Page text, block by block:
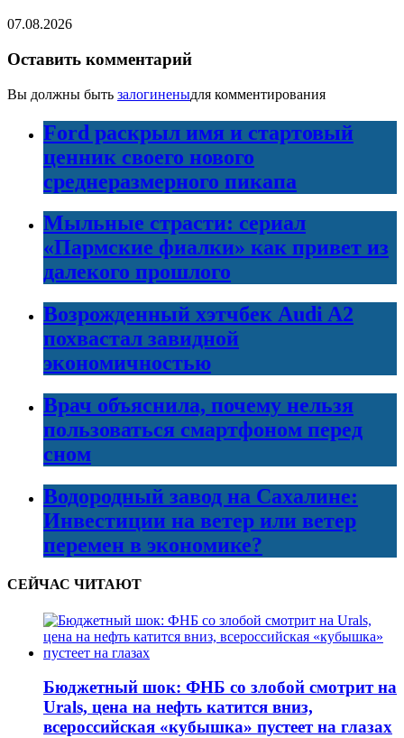
07.08.2026
Оставить комментарий
Вы должны быть залогиненыдля комментирования
Ford раскрыл имя и стартовый
ценник своего нового
среднеразмерного пикапа
Мыльные страсти: сериал
«Пармские фиалки» как привет из
далекого прошлого
Возрожденный хэтчбек Audi A2
похвастал завидной
экономичностью
Врач объяснила, почему нельзя
пользоваться смартфоном перед
сном
Водородный завод на Сахалине:
Инвестиции на ветер или ветер
перемен в экономике?
СЕЙЧАС ЧИТАЮТ
Бюджетный шок: ФНБ со злобой смотрит на
Urals, цена на нефть катится вниз,
всероссийская «кубышка» пустеет на глазах